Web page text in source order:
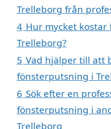
Trelleborg från
4 Hur mycket
Trelleborg?
5 Vad hjälper till att
fönsterputsning i
6 Sök efter en
fönsterputsning i
Trelleborg